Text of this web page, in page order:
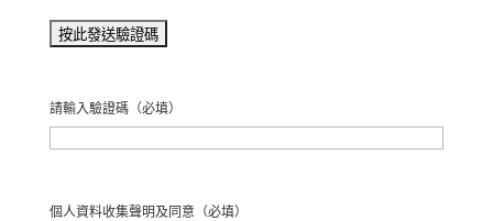
請輸入驗證碼（必填）
個人資料收集聲明及同意（必填）